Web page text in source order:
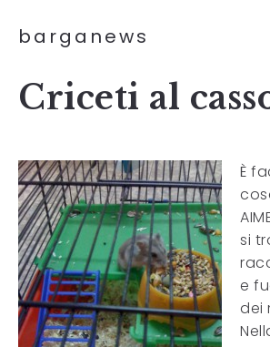
barganews
Criceti al
È
si
e
dei